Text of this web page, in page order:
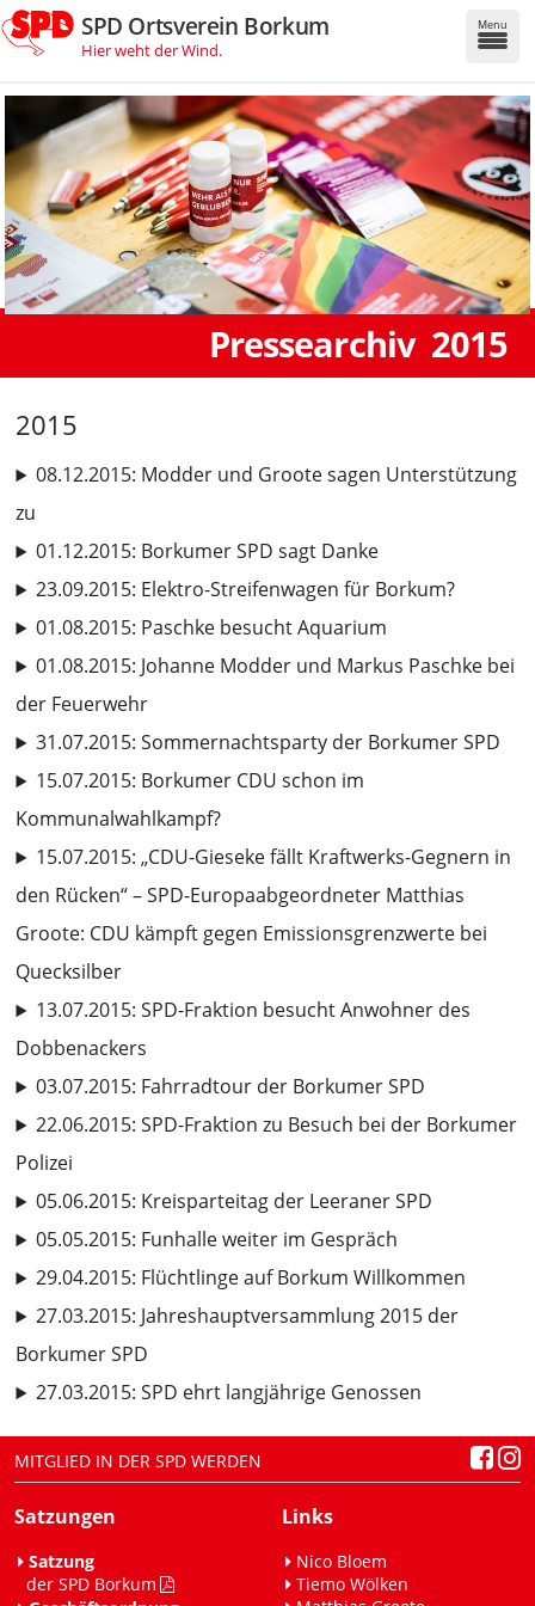
SPD Ortsverein Borkum
Hier weht der Wind.
Pressearchiv 2015
2015
08.12.2015: Modder und Groote sagen Unterstützung
zu
01.12.2015: Borkumer SPD sagt Danke
23.09.2015: Elektro-Streifenwagen für Borkum?
01.08.2015: Paschke besucht Aquarium
01.08.2015: Johanne Modder und Markus Paschke bei
der Feuerwehr
31.07.2015: Sommernachtsparty der Borkumer SPD
15.07.2015: Borkumer CDU schon im
Kommunalwahlkampf?
15.07.2015: „CDU-Gieseke fällt Kraftwerks-Gegnern in
den Rücken“ – SPD-Europaabgeordneter Matthias
Groote: CDU kämpft gegen Emissionsgrenzwerte bei
Quecksilber
13.07.2015: SPD-Fraktion besucht Anwohner des
Dobbenackers
03.07.2015: Fahrradtour der Borkumer SPD
22.06.2015: SPD-Fraktion zu Besuch bei der Borkumer
Polizei
05.06.2015: Kreisparteitag der Leeraner SPD
05.05.2015: Funhalle weiter im Gespräch
29.04.2015: Flüchtlinge auf Borkum Willkommen
27.03.2015: Jahreshauptversammlung 2015 der
Borkumer SPD
27.03.2015: SPD ehrt langjährige Genossen
MITGLIED IN DER SPD WERDEN
Satzungen
Satzung
der SPD Borkum
Links
Nico Bloem
Tiemo Wölken
Menu